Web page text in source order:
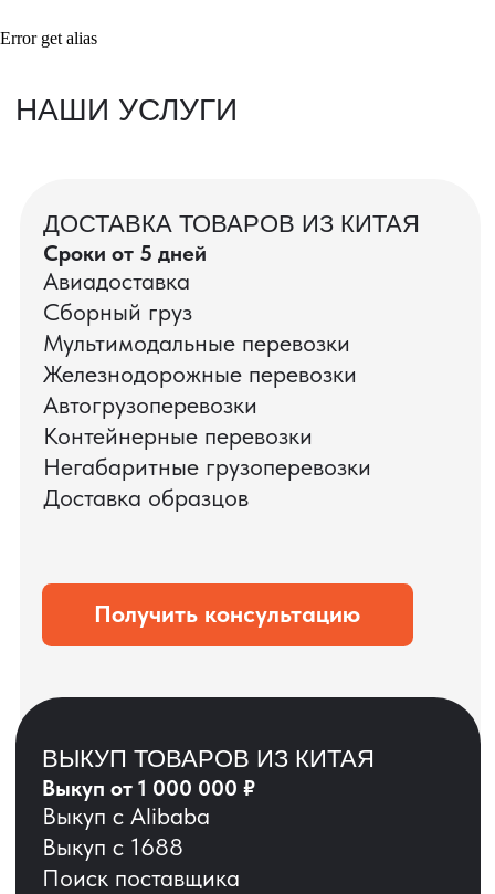
Error get alias
Посмотреть отгрузки
ВАШИ ЗАКАЗЫ
проверок товаров, работы склада,
упаковки и отправки оптовых партий
ЗАПРОСИТЬ ВИДЕО
ВАШЕГО АГРЕГАТА
ДО ОПЛАТЫ?
ОСТАВЬТЕ ЗАЯВКУ